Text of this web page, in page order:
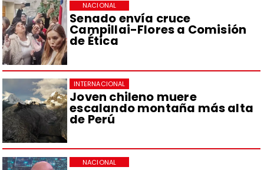
Senado envía cruce
Campillai-Flores a Comisión
de Ética
NACIONAL
Joven chileno muere
escalando montaña más alta
de Perú
INTERNACIONAL
NACIONAL